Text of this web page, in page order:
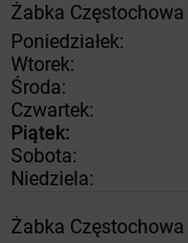
Żabka Częstochowa
Poniedziałek:
Wtorek:
Środa:
Czwartek:
Piątek:
Sobota:
Niedziela:
Żabka Częstochowa